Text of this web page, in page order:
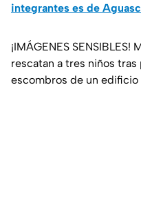
integrantes es de
¡IMÁGENES
rescatan a tres niños
escombros de un